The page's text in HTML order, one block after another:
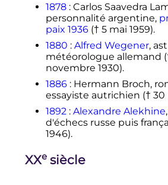
1878 : Carlos Saavedra
personnalité argentine,
paix 1936(† 5 mai 1959).
1880 : Alfred Wegener,
météorologue allemand
novembre 1930).
1886 : Hermann Broch,
essayiste autrichien († 30
1892 : Alexandre Alekhine
d'échecs russe puis
1946).
XXe siècle